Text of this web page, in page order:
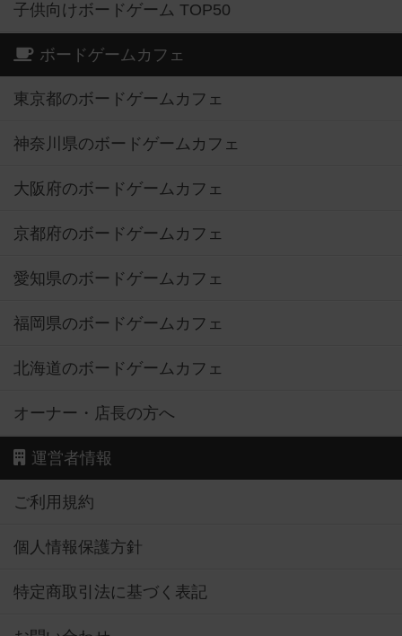
子供向けボードゲーム TOP50
ボードゲームカフェ
東京都のボードゲームカフェ
神奈川県のボードゲームカフェ
大阪府のボードゲームカフェ
京都府のボードゲームカフェ
愛知県のボードゲームカフェ
福岡県のボードゲームカフェ
北海道のボードゲームカフェ
オーナー・店長の方へ
運営者情報
ご利用規約
個人情報保護方針
特定商取引法に基づく表記